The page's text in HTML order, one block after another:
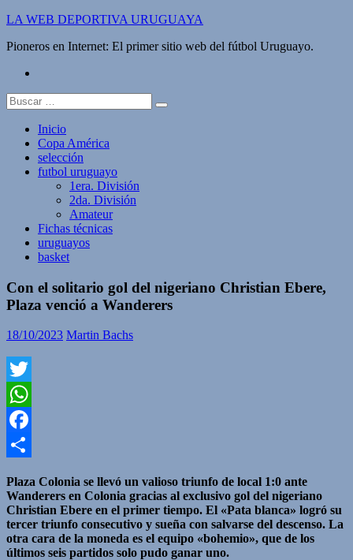
Saltar
contenido
LA WEB DEPORTIVA URUGUAYA
Pioneros en Internet: El primer sitio web del fútbol Uruguayo.
Buscar:
Inicio
Copa América
selección
futbol uruguayo
1era. División
2da. División
Amateur
Fichas técnicas
uruguayos
basket
Con el solitario gol del nigeriano Christian Ebere,
Plaza venció a Wanderers
18/10/2023 Martin Bachs
Twitter
WhatsApp
Facebook
Plaza Colonia se llevó un valioso triunfo de local 1:0 ante
Wanderers en Colonia gracias al exclusivo gol del nigeriano
Christian Ebere en el primer tiempo. El «Pata blanca» logró su
tercer triunfo consecutivo y sueña con salvarse del descenso. La
otra cara de la moneda es el equipo «bohemio», que de los
últimos seis partidos solo pudo ganar uno.